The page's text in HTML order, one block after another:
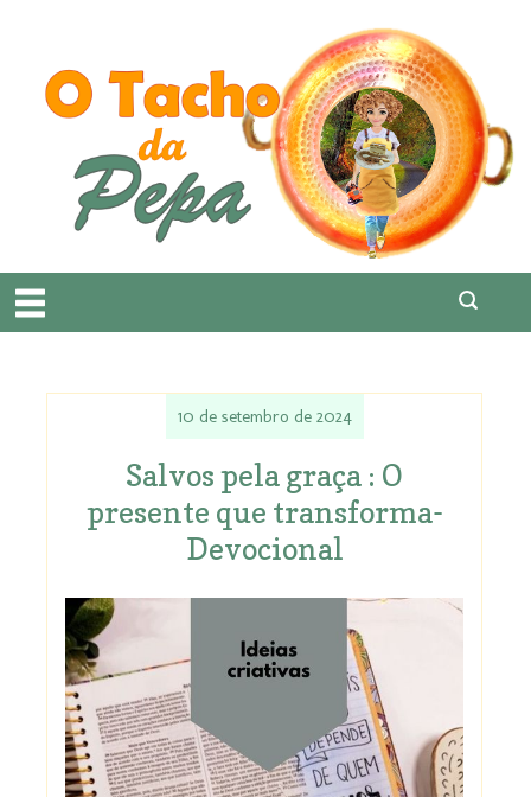
10 de setembro de 2024
Salvos pela graça : O
presente que transforma-
Devocional